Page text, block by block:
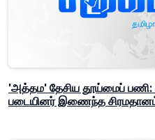
'அத்தம' தேசிய தூய்மைப் பணி:
படையினர் இணைந்த